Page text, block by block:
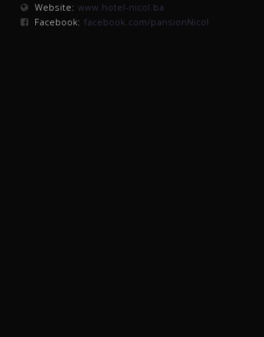
Website: www.hotel-nicol.ba
Facebook: facebook.com/pansionNicol